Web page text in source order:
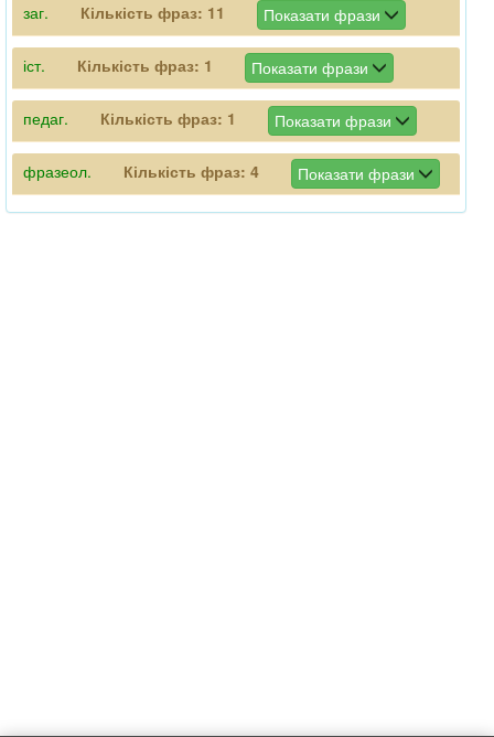
заг. Кількість фраз: 11 Показати фрази
іст. Кількість фраз: 1 Показати фрази
педаг. Кількість фраз: 1 Показати фрази
фразеол. Кількість фраз: 4 Показати фрази